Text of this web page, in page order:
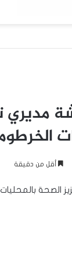
مديري
أقل من دقيقة
الصحة